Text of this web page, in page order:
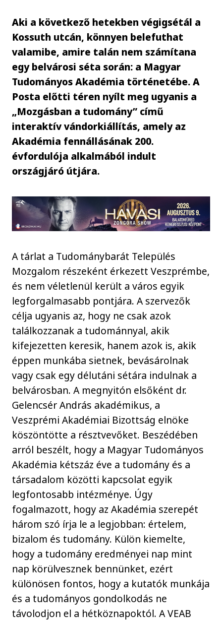
Aki a következő hetekben végigsétál a
Kossuth utcán, könnyen belefuthat
valamibe, amire talán nem számítana
egy belvárosi séta során: a Magyar
Tudományos Akadémia történetébe. A
Posta előtti téren nyílt meg ugyanis a
„Mozgásban a tudomány” című
interaktív vándorkiállítás, amely az
Akadémia fennállásának 200.
évfordulója alkalmából indult
országjáró útjára.
A tárlat a Tudománybarát Település
Mozgalom részeként érkezett Veszprémbe,
és nem véletlenül került a város egyik
legforgalmasabb pontjára. A szervezők
célja ugyanis az, hogy ne csak azok
találkozzanak a tudománnyal, akik
kifejezetten keresik, hanem azok is, akik
éppen munkába sietnek, bevásárolnak
vagy csak egy délutáni sétára indulnak a
belvárosban. A megnyitón elsőként dr.
Gelencsér András akadémikus, a
Veszprémi Akadémiai Bizottság elnöke
köszöntötte a résztvevőket. Beszédében
arról beszélt, hogy a Magyar Tudományos
Akadémia kétszáz éve a tudomány és a
társadalom közötti kapcsolat egyik
legfontosabb intézménye. Úgy
fogalmazott, hogy az Akadémia szerepét
három szó írja le a legjobban: értelem,
bizalom és tudomány. Külön kiemelte,
hogy a tudomány eredményei nap mint
nap körülvesznek bennünket, ezért
különösen fontos, hogy a kutatók munkája
és a tudományos gondolkodás ne
távolodjon el a hétköznapoktól. A VEAB